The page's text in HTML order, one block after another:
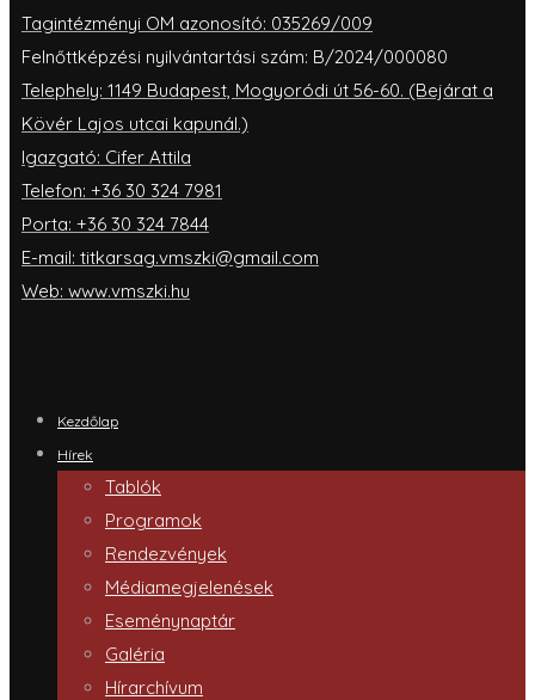
Tagintézményi OM azonosító: 035269/009
Felnőttképzési nyilvántartási szám: B/2024/000080
Telephely: 1149 Budapest, Mogyoródi út 56-60. (Bejárat a
Kövér Lajos utcai kapunál.)
Igazgató: Cifer Attila
Telefon: +36 30 324 7981
Porta: +36 30 324 7844
E-mail: titkarsag.vmszki@gmail.com
Web: www.vmszki.hu
Kezdőlap
Hírek
Tablók
Programok
Rendezvények
Médiamegjelenések
Eseménynaptár
Galéria
Hírarchívum